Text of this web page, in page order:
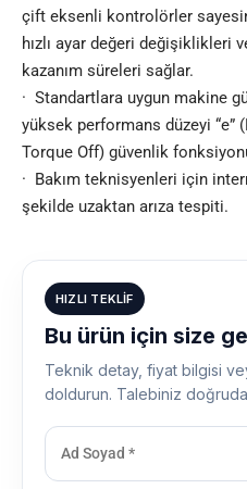
çift eksenli kontrolörler
hızlı ayar değeri değişiklikleri
kazanım süreleri sağlar.
· Standartlara uygun makine
yüksek performans düzeyi “e”
Torque Off) güvenlik
· Bakım teknisyenleri için
şekilde uzaktan arıza tespiti.
HIZLI TEKLIF
Bu ürün için size
Teknik detay, fiyat bilgisi
doldurun. Talebiniz